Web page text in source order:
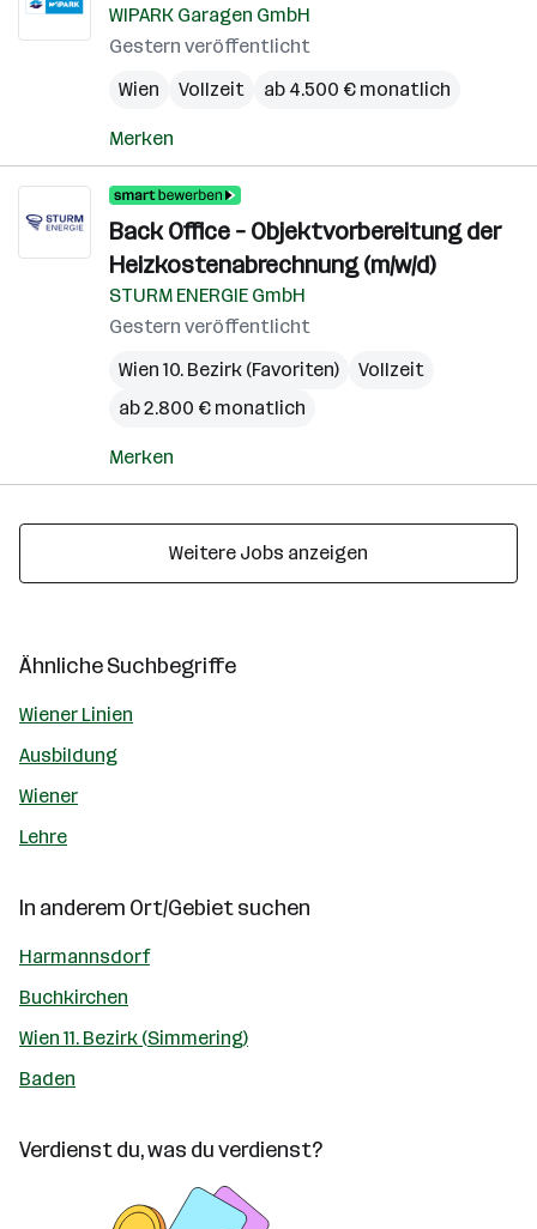
WIPARK Garagen GmbH
Gestern veröffentlicht
Wien
Vollzeit ab 4.500 € monatlich
Merken
Back Office – Objektvorbereitung der
Heizkostenabrechnung (m/w/d)
STURM ENERGIE GmbH
Gestern veröffentlicht
Wien 10. Bezirk (Favoriten)
Vollzeit
ab 2.800 € monatlich
Merken
Weitere Jobs anzeigen
Ähnliche Suchbegriffe
Wiener Linien
Ausbildung
Wiener
Lehre
In anderem Ort/Gebiet suchen
Harmannsdorf
Buchkirchen
Wien 11. Bezirk (Simmering)
Baden
Verdienst du, was du verdienst?